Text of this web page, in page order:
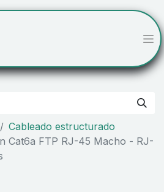
Cableado estructurado
Cat6a FTP RJ-45 Macho - RJ-